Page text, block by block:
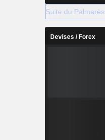
Suite du Palmarès
Devises / Forex